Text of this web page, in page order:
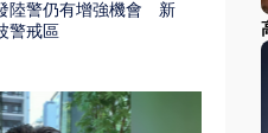
陸警仍有增強機會 新
警戒區